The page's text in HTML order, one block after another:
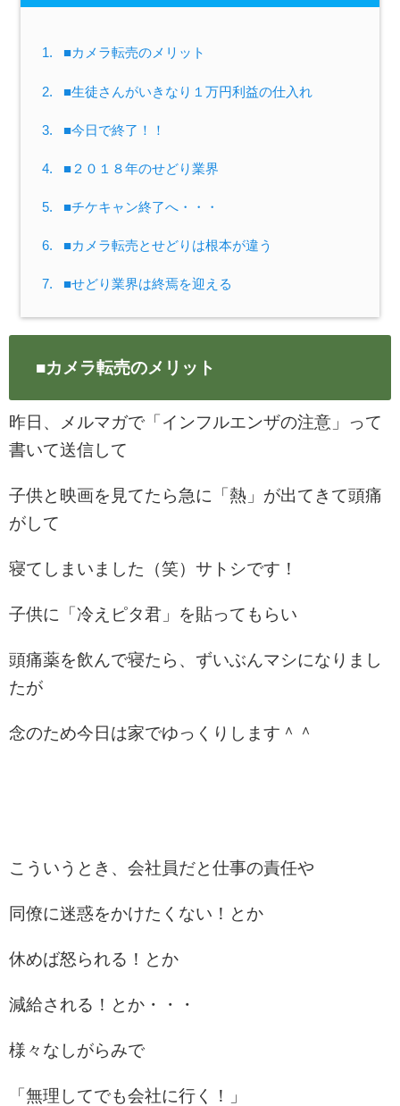
1. ■カメラ転売のメリット
2. ■生徒さんがいきなり１万円利益の仕入れ
3. ■今日で終了！！
4. ■２０１８年のせどり業界
5. ■チケキャン終了へ・・・
6. ■カメラ転売とせどりは根本が違う
7. ■せどり業界は終焉を迎える
■カメラ転売のメリット
昨日、メルマガで「インフルエンザの注意」って
書いて送信して
子供と映画を見てたら急に「熱」が出てきて頭痛
がして
寝てしまいました（笑）サトシです！
子供に「冷えピタ君」を貼ってもらい
頭痛薬を飲んで寝たら、ずいぶんマシになりまし
たが
念のため今日は家でゆっくりします＾＾
こういうとき、会社員だと仕事の責任や
同僚に迷惑をかけたくない！とか
休めば怒られる！とか
減給される！とか・・・
様々なしがらみで
「無理してでも会社に行く！」